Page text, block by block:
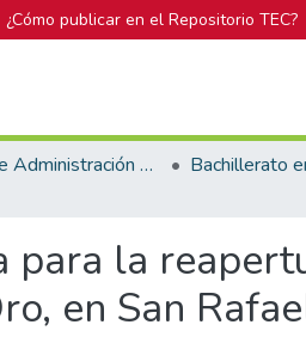
¿Cómo publicar en el Repositorio TEC?
Carrera de Administración de Empresa
para la
en San